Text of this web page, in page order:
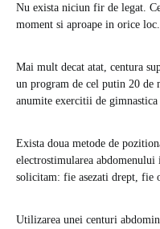
Nu exista niciun fir de legat.
moment si aproape in orice loc.
Mai mult decat atat, centura
un program de cel putin 20 de
anumite exercitii de gimnastica
Exista doua metode de
electrostimularea
solicitam: fie asezati drept, fie
Utilizarea unei centuri